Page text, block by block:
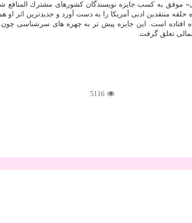
«هارولد پینتر» به راه افتاده است. این جایزه پیش تر به چهره
تعلق گرفت.
5116